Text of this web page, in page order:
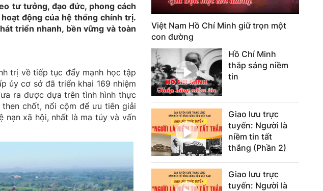
tư tưởng, đạo đức, phong cách
động của hệ thống chính trị.
triển nhanh, bền vững và toàn
trị về tiếp tục đẩy mạnh học tập
ủy cơ sở đã triển khai 169 nhiệm
ra được dựa trên tình hình thực
chốt, nổi cộm để ưu tiên giải
xã hội, nhất là ma túy và vấn
Việt Nam Hồ Chí Minh giữ trọn một
con đường
Hồ Chí Minh
thắp sáng niềm
tin
Giao lưu trực
tuyến: Người là
niềm tin tất
thắng (Phần 2)
Giao lưu trực
tuyến: Người là